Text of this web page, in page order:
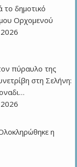
το δημοτικό
Ορχομενού
πύραυλο της
στη Σελήνη:
η